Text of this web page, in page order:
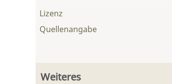
Lizenz
Quellenangabe
Weiteres